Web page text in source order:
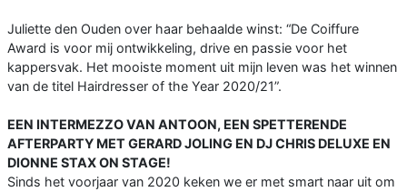
Juliette den Ouden over haar behaalde winst: “De Coiffure
Award is voor mij ontwikkeling, drive en passie voor het
kappersvak. Het mooiste moment uit mijn leven was het winnen
van de titel Hairdresser of the Year 2020/21”.
EEN INTERMEZZO VAN ANTOON, EEN SPETTERENDE
AFTERPARTY MET GERARD JOLING EN DJ CHRIS DELUXE EN
DIONNE STAX ON STAGE!
Sinds het voorjaar van 2020 keken we er met smart naar uit om